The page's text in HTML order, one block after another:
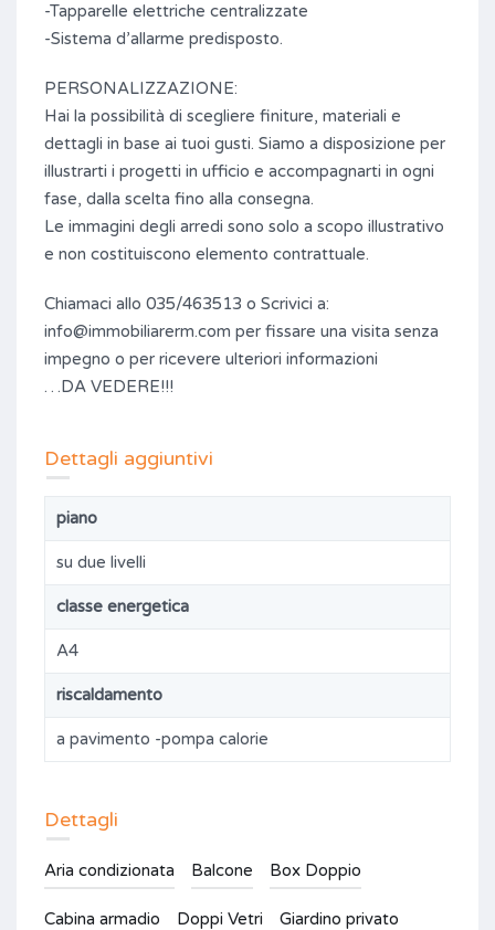
-Tapparelle elettriche centralizzate
-Sistema d’allarme predisposto.
PERSONALIZZAZIONE:
Hai la possibilità di scegliere finiture, materiali e
dettagli in base ai tuoi gusti. Siamo a disposizione per
illustrarti i progetti in ufficio e accompagnarti in ogni
fase, dalla scelta fino alla consegna.
Le immagini degli arredi sono solo a scopo illustrativo
e non costituiscono elemento contrattuale.
Chiamaci allo 035/463513 o Scrivici a:
info@immobiliarerm.com per fissare una visita senza
impegno o per ricevere ulteriori informazioni
…DA VEDERE!!!
Dettagli aggiuntivi
piano
su due livelli
classe energetica
A4
riscaldamento
a pavimento -pompa calorie
Dettagli
Aria condizionata Balcone Box Doppio
Cabina armadio Doppi Vetri Giardino privato